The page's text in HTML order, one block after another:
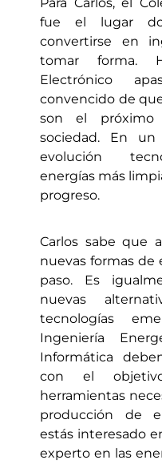
fue el lugar
convertirse en
tomar forma.
Electrónico
convencido de
son el próximo
sociedad. En
evolución
energías más
progreso.
Carlos sabe que
nuevas formas de
paso. Es
nuevas
tecnologías
Ingeniería
Informática
con el
herramientas
producción de
estás interesado
experto en las